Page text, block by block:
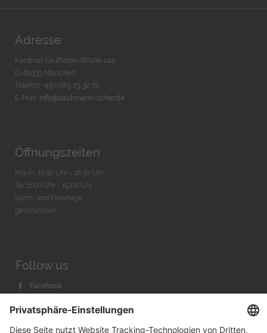
Adresse
Kardinal-Faulhaber-Straße 14a
D-80333 München
Telefon: +49 (0)89 29 32 70
E-Mail: info@bachmann-scher.de
Öffnungszeiten
Mo-Fr. 10:30 Uhr - 18:30 Uhr
Sa. 11:00 Uhr - 15.00 Uhr
Sonn- und Feiertage
geschlossen
Follow us
Facebook
Youtube